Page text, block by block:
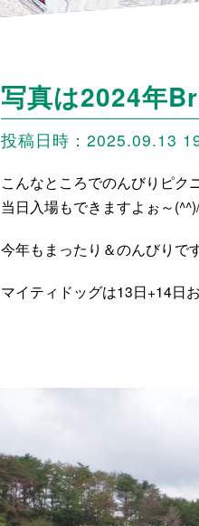
写真は2024年
投稿日時：2025.09.13
こんなところでのんびりピク
当日入場もできますよぉ～(^^)/
今年もまったり＆のんびりです
マイティドッグは13日+14日